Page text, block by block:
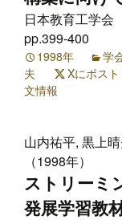
日本教育工学会
pp.399-400
1998年 学
夫
Xにポスト
文情報
山内祐平, 黒上
（1998年）
ストリーミ
発展学習教